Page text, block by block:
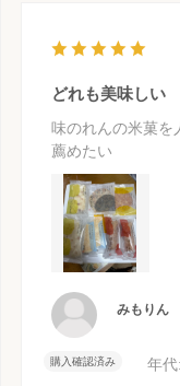
どれも美味しい
味のれんの米菓を
薦めたい
みもりん
購入確認済み 年